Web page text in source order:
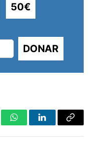
50€
DONAR
WhatsAppLinkedInCopy